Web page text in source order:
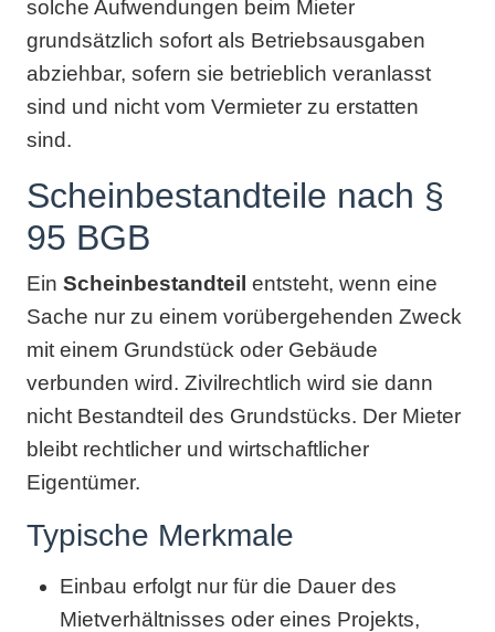
solche Aufwendungen beim Mieter
grundsätzlich sofort als Betriebsausgaben
abziehbar, sofern sie betrieblich veranlasst
sind und nicht vom Vermieter zu erstatten
sind.
Scheinbestandteile nach §
95 BGB
Ein Scheinbestandteil entsteht, wenn eine
Sache nur zu einem vorübergehenden Zweck
mit einem Grundstück oder Gebäude
verbunden wird. Zivilrechtlich wird sie dann
nicht Bestandteil des Grundstücks. Der Mieter
bleibt rechtlicher und wirtschaftlicher
Eigentümer.
Typische Merkmale
Einbau erfolgt nur für die Dauer des
Mietverhältnisses oder eines Projekts,